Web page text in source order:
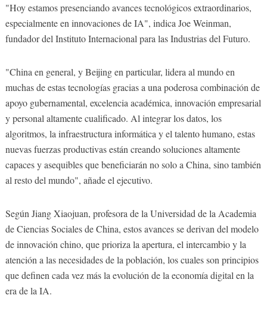
"Hoy estamos presenciando avances tecnológicos extraordinarios,
especialmente en innovaciones de IA", indica Joe Weinman,
fundador del Instituto Internacional para las Industrias del Futuro.
"China en general, y Beijing en particular, lidera al mundo en
muchas de estas tecnologías gracias a una poderosa combinación de
apoyo gubernamental, excelencia académica, innovación empresarial
y personal altamente cualificado. Al integrar los datos, los
algoritmos, la infraestructura informática y el talento humano, estas
nuevas fuerzas productivas están creando soluciones altamente
capaces y asequibles que beneficiarán no solo a China, sino también
al resto del mundo", añade el ejecutivo.
Según Jiang Xiaojuan, profesora de la Universidad de la Academia
de Ciencias Sociales de China, estos avances se derivan del modelo
de innovación chino, que prioriza la apertura, el intercambio y la
atención a las necesidades de la población, los cuales son principios
que definen cada vez más la evolución de la economía digital en la
era de la IA.